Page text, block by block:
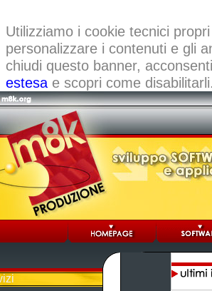
Utilizziamo i cookie tecnici
personalizzare i contenuti e gli
chiudi questo banner,
estesae scopri come